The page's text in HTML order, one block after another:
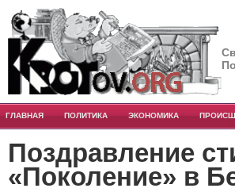
ГЛАВНАЯ ПОЛИТИКА ЭКОНОМИКА
Поздравление
«Поколение» в